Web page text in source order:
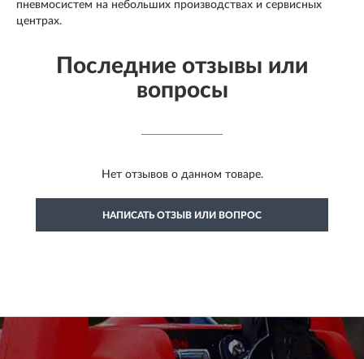
пневмосистем на небольших производствах и сервисных
центрах.
Последние отзывы или
вопросы
Нет отзывов о данном товаре.
НАПИСАТЬ ОТЗЫВ ИЛИ ВОПРОС